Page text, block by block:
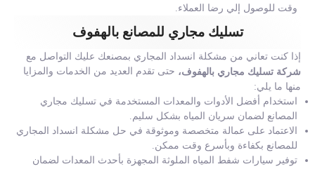
وقت للوصول إلي رضا العملاء.
تسليك مجاري للمصانع بالهفوف
إذا كنت تعاني من مشكلة انسداد المجاري بمصنعك عليك التواصل مع
شركة تسليك مجاري بالهفوف، حتى تقدم العديد من الخدمات والمزايا
منها ما يلي:
استخدام أفضل الأدوات والمعدات المستخدمة في تسليك مجاري
المصانع لضمان سريان المياه بشكل سليم.
الاعتماد على عمالة متخصصة وموثوقة في حل مشكلة انسداد المجاري
للمصانع بكفاءة وبأسرع وقت ممكن.
توفير سيارات شفط المياه الملوثة المجهزة بأحدث المعدات لضمان